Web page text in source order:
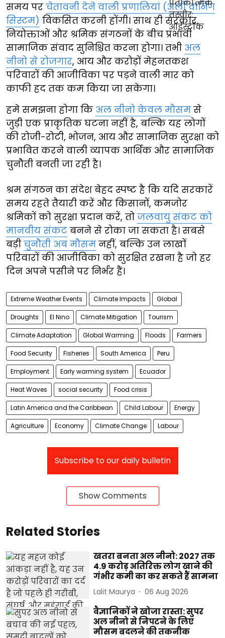
समय पर चेतावनी देने वाली प्रणालियां (अर्ली वार्निंग
सिस्टम) विकसित करनी होंगी। साथ ही सरकार,
नियोक्ताओं और श्रमिक संगठनों के बीच प्रभावी
सामाजिक संवाद सुनिश्चित करना होगा। तभी अल
नीनो से रोजगार, आय और करोड़ों मेहनतकश
परिवारों की आजीविका पर पड़ने वाली मार को
काफी हद तक कम किया जा सकेगा।
हमे समझना होगा कि अल नीनो केवल मौसम से
जुड़ी एक प्राकृतिक घटना नहीं है, बल्कि यह लोगों
की रोजी-रोटी, भोजन, आय और सामाजिक सुरक्षा को
प्रभावित करने वाली व्यापक आर्थिक और सामाजिक
चुनौती बनती जा रही है।
श्रम संगठन का संदेश बेहद स्पष्ट है कि यदि सरकारें
समय रहते तैयारी करें और किसानों, कमजोर
श्रमिकों को सुरक्षा प्रदान करें, तो जलवायु संकट को
मानवीय संकट बनने से रोका जा सकता है। सबसे
बड़ी चुनौती अब मौसम नहीं, बल्कि उन लाखों
परिवारों की आजीविका को सुरक्षित रखना है जो हर
दिन अपने पसीने पर निर्भर हैं।
Extreme Weather Events Climate Impacts Global
Droughts El Nino Climate Mitigation Tourism
Climate Adaptation Global Warming Floods Farmers
Food Security Fisheries South America Peru
Employment Early warming system Ecuador
Heat Waves social security Food crisis
Latin America and the Caribbean Child Labour Energy
Agriculture Economy Climate Change Labour
Subscribe to our daily bulletin
Show Comments
Related Stories
खतरा बनता अल नीनो: 2027 तक
4.9 करोड़ अतिरिक्त लोग खाने की
गंभीर कमी का कर सकते हैं सामना
Lalit Maurya 06 Aug 2026
वैज्ञानिकों ने खोजा रास्ता: सुपर
अल नीनो से निपटने के लिए
मौसम बदलने की तकनीक